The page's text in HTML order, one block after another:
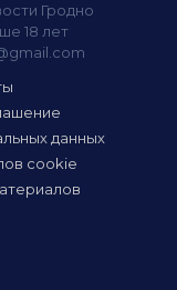
Гродно
18 лет
данных
cookie